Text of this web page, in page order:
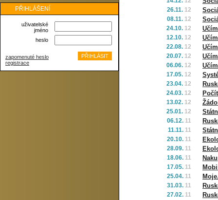
PŘIHLÁŠENÍ
uživatelské
jméno
heslo
zapomenuté heslo
registrace
26.11. 12
08.11. 12
24.10. 12
12.10. 12
22.08. 12
20.07. 12
06.06. 12
17.05. 12
23.04. 12
24.03. 12
13.02. 12
25.01. 12
06.12. 11
11.11. 11
20.10. 11
28.09. 11
18.06. 11
17.05. 11
25.04. 11
31.03. 11
27.02. 11